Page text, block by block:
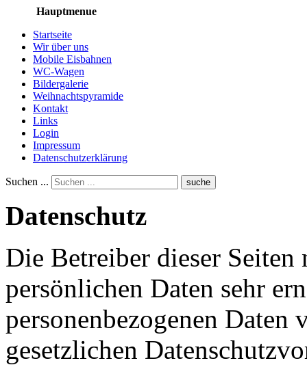
Hauptmenue
Startseite
Wir über uns
Mobile Eisbahnen
WC-Wagen
Bildergalerie
Weihnachtspyramide
Kontakt
Links
Login
Impressum
Datenschutzerklärung
Suchen ... suche
Datenschutz
Die Betreiber dieser Seiten
persönlichen Daten sehr
personenbezogenen Daten
gesetzlichen